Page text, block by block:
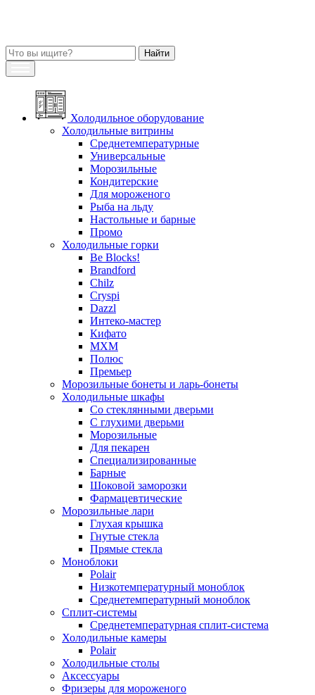
Холодильное оборудование
Холодильные витрины
Среднетемпературные
Универсальные
Морозильные
Кондитерские
Для мороженого
Рыба на льду
Настольные и барные
Промо
Холодильные горки
Be Blocks!
Brandford
Chilz
Cryspi
Dazzl
Интеко-мастер
Кифато
МХМ
Полюс
Премьер
Морозильные бонеты и ларь-бонеты
Холодильные шкафы
Со стеклянными дверьми
С глухими дверьми
Морозильные
Для пекарен
Специализированные
Барные
Шоковой заморозки
Фармацевтические
Морозильные лари
Глухая крышка
Гнутые стекла
Прямые стекла
Моноблоки
Polair
Низкотемпературный моноблок
Среднетемпературный моноблок
Сплит-системы
Среднетемпературная сплит-система
Холодильные камеры
Polair
Холодильные столы
Аксессуары
Фризеры для мороженого